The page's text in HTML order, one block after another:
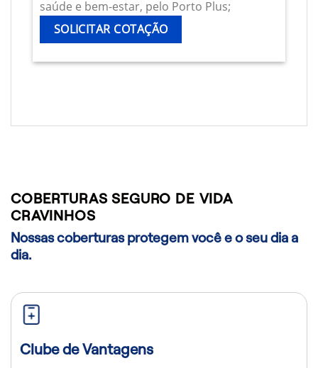
saúde e bem-estar, pelo Porto Plus;
SOLICITAR COTAÇÃO
COBERTURAS SEGURO DE VIDA
CRAVINHOS
Nossas coberturas protegem você e o seu dia a
dia.
Clube de Vantagens